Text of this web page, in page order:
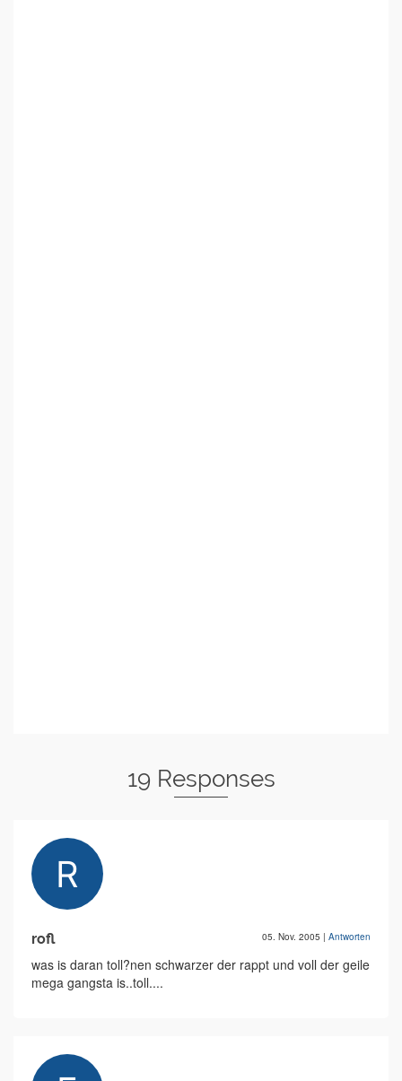
19 Responses
rofl 05. Nov. 2005 | Antworten
was is daran toll?nen schwarzer der rappt und voll der geile
mega gangsta is..toll....